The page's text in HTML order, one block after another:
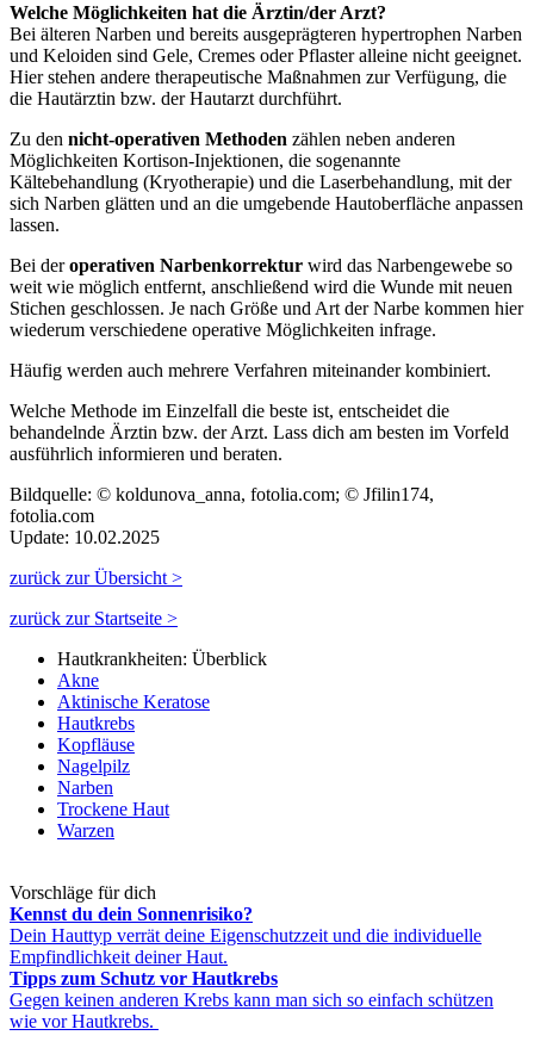
Welche Möglichkeiten hat die Ärztin/der Arzt?
Bei älteren Narben und bereits ausgeprägteren hypertrophen Narben
und Keloiden sind Gele, Cremes oder Pflaster alleine nicht geeignet.
Hier stehen andere therapeutische Maßnahmen zur Verfügung, die
die Hautärztin bzw. der Hautarzt durchführt.
Zu den nicht-operativen Methoden zählen neben anderen
Möglichkeiten Kortison-Injektionen, die sogenannte
Kältebehandlung (Kryotherapie) und die Laserbehandlung, mit der
sich Narben glätten und an die umgebende Hautoberfläche anpassen
lassen.
Bei deroperativen Narbenkorrektur wird das Narbengewebe so
weit wie möglich entfernt, anschließend wird die Wunde mit neuen
Stichen geschlossen. Je nach Größe und Art der Narbe kommen hier
wiederum verschiedene operative Möglichkeiten infrage.
Häufig werden auch mehrere Verfahren miteinander kombiniert.
Welche Methode im Einzelfall die beste ist, entscheidet die
behandelnde Ärztin bzw. der Arzt. Lass dich am besten im Vorfeld
ausführlich informieren und beraten.
Bildquelle: © koldunova_anna, fotolia.com; © Jfilin174,
fotolia.com
Update: 10.02.2025
zurück zur Übersicht >
zurück zur Startseite >
Hautkrankheiten: Überblick
Akne
Aktinische Keratose
Hautkrebs
Kopfläuse
Nagelpilz
Narben
Trockene Haut
Warzen
Vorschläge für dich
Kennst du dein Sonnenrisiko?
Dein Hauttyp verrät deine Eigenschutzzeit und die individuelle
Empfindlichkeit deiner Haut.
Tipps zum Schutz vor Hautkrebs
Gegen keinen anderen Krebs kann man sich so einfach schützen
wie vor Hautkrebs.